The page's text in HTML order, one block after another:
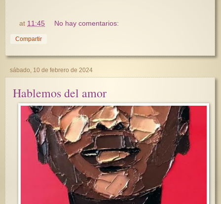
at 11:45 No hay comentarios:
Compartir
sábado, 10 de febrero de 2024
Hablemos del amor